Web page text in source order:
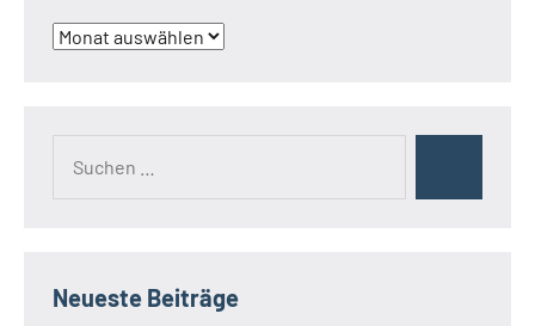
archiv
Neueste Beiträge